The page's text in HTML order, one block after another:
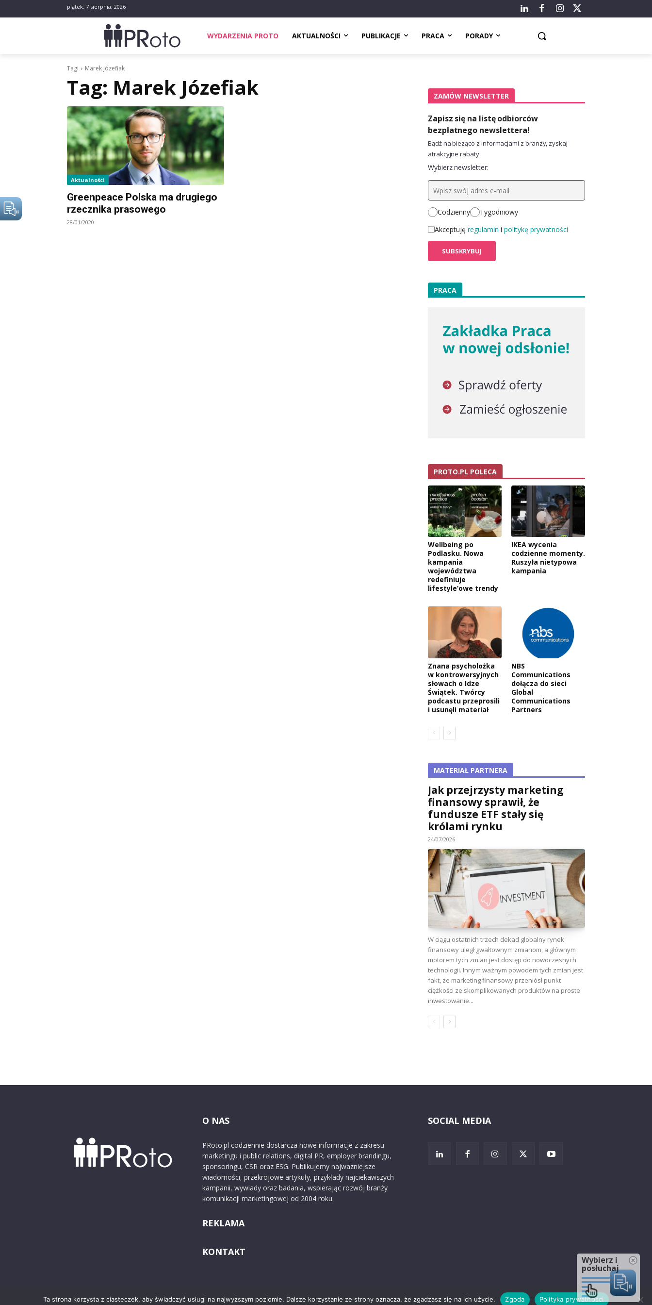
piątek, 7 sierpnia, 2026
WYDARZENIA PROTO AKTUALNOŚCI PUBLIKACJE PRACA PORADY
Tagi Marek Józefiak
Tag: Marek Józefiak
Aktualności
Greenpeace Polska ma drugiego
rzecznika prasowego
28/01/2020
ZAMÓW NEWSLETTER
Zapisz się na listę odbiorców
bezpłatnego newslettera!
Bądź na bieżąco z informacjami z branży, zyskaj
atrakcyjne rabaty.
Wybierz newsletter:
Codzienny
Tygodniowy
Akceptuję regulamin i politykę prywatności
PRACA
PROTO.PL POLECA
Wellbeing po
Podlasku. Nowa
kampania
województwa
redefiniuje
lifestyle’owe trendy
IKEA wycenia
codzienne momenty.
Ruszyła nietypowa
kampania
Znana psycholożka
w kontrowersyjnych
słowach o Idze
Świątek. Twórcy
podcastu przeprosili
i usunęli materiał
NBS
Communications
dołącza do sieci
Global
Communications
Partners
MATERIAŁ PARTNERA
Jak przejrzysty marketing
finansowy sprawił, że
fundusze ETF stały się
królami rynku
24/07/2026
W ciągu ostatnich trzech dekad globalny rynek
finansowy uległ gwałtownym zmianom, a głównym
motorem tych zmian jest dostęp do nowoczesnych
technologii. Innym ważnym powodem tych zmian jest
fakt, że marketing finansowy przeniósł punkt
ciężkości ze skomplikowanych produktów na proste
inwestowanie...
O NAS
PRoto.pl codziennie dostarcza nowe informacje z zakresu
marketingu i public relations, digital PR, employer brandingu,
sponsoringu, CSR oraz ESG. Publikujemy najważniejsze
wiadomości, przekrojowe artykuły, przykłady najciekawszych
kampanii, wywiady oraz badania, wspierając rozwój branży
komunikacji marketingowej od 2004 roku.
REKLAMA
KONTAKT
SOCIAL MEDIA
Ta strona korzysta z ciasteczek, aby świadczyć usługi na najwyższym poziomie. Dalsze korzystanie ze strony oznacza, że zgadzasz się na ich użycie. Zgoda Polityka prywatności
Wybierz i
posłuchaj